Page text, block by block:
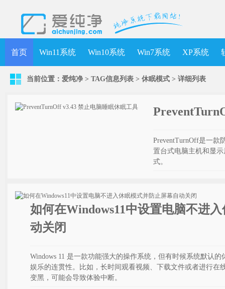
首页 Win11系统 Win10系统 Win7系统 XP系统
当前位置： 爱纯净 > TAG信息列表 > 休眠模式 > 详细列表
PreventTurnOff是一款
置台式电脑主机和显
式。
如何在Windows11中设置电脑不进
动关闭
Windows 11 是一款功能强大的操作系统，但有时候系统默认
娱乐的连贯性。比如，长时间观看视频、下载文件或者进行在
变黑，可能会导致体验中断。